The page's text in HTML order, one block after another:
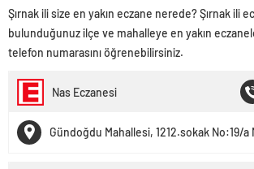
Şırnak ili size en yakın eczane nerede? Şırnak ili
bulunduğunuz ilçe ve mahalleye en yakın
telefon numarasını öğrenebilirsiniz.
Nas Eczanesi
Gündoğdu Mahallesi, 1212.sokak No:19/a